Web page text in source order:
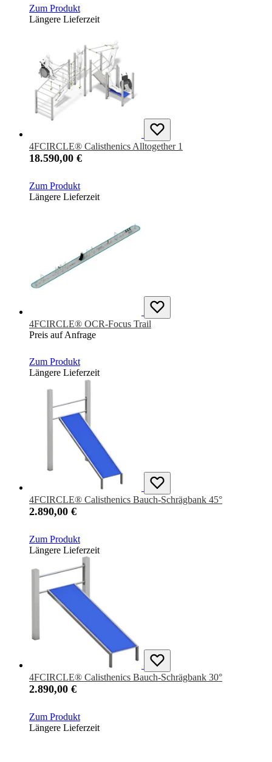
Zum Produkt
Längere Lieferzeit
4FCIRCLE® Calisthenics Alltogether 1
18.590,00 €
Zum Produkt
Längere Lieferzeit
4FCIRCLE® OCR-Focus Trail
Preis auf Anfrage
Zum Produkt
Längere Lieferzeit
4FCIRCLE® Calisthenics Bauch-Schrägbank 45°
2.890,00 €
Zum Produkt
Längere Lieferzeit
4FCIRCLE® Calisthenics Bauch-Schrägbank 30°
2.890,00 €
Zum Produkt
Längere Lieferzeit